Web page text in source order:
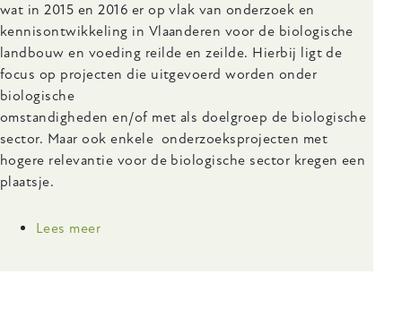
wat in 2015 en 2016 er op vlak van onderzoek en
kennisontwikkeling in Vlaanderen voor de biologische
landbouw en voeding reilde en zeilde. Hierbij ligt de
focus op projecten die uitgevoerd worden onder
biologische
omstandigheden en/of met als doelgroep de biologische
sector. Maar ook enkele onderzoeksprojecten met
hogere relevantie voor de biologische sector kregen een
plaatsje.
Lees meer